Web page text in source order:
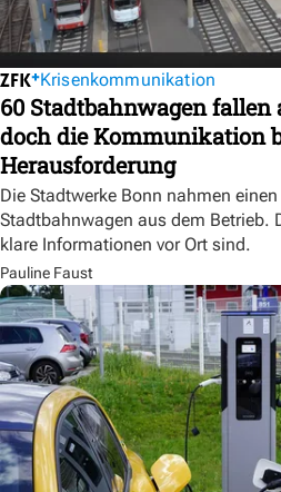
Krisenkommunikation
60 Stadtbahnwagen fallen
doch die Kommunikation
Herausforderung
Die Stadtwerke Bonn nahmen
Stadtbahnwagen aus dem Betrieb.
klare Informationen vor Ort sind.
Pauline Faust